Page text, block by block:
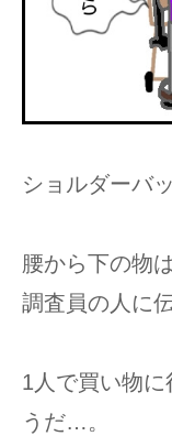
ショルダーバ
腰から下の物
調査員の人に
1人で買い物
うだ…。